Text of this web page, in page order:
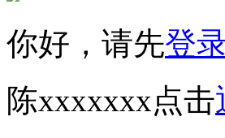
你好，请先登
陈xxxxxxx点击